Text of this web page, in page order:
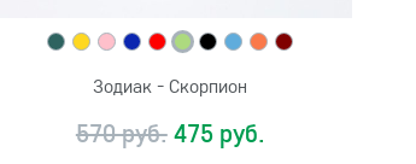
Зодиак - Скорпион
570 руб.475 руб.